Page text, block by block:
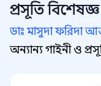
প্রসূতি বিশেষজ্ঞ
ডাঃ মাসুদা ফরিদা
অন্যান্য গাইনী ও